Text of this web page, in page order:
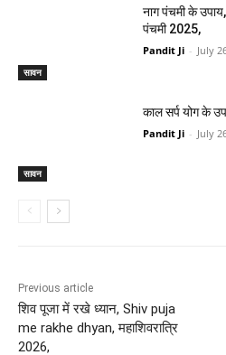
सावन
नाग पंचमी के
पंचमी 2025,
Pandit Ji - July
सावन
काल सर्प योग के
Pandit Ji - July
Previous article
शिव पूजा में रखे ध्यान, Shiv puja
me rakhe dhyan, महाशिवरात्रि
2026,